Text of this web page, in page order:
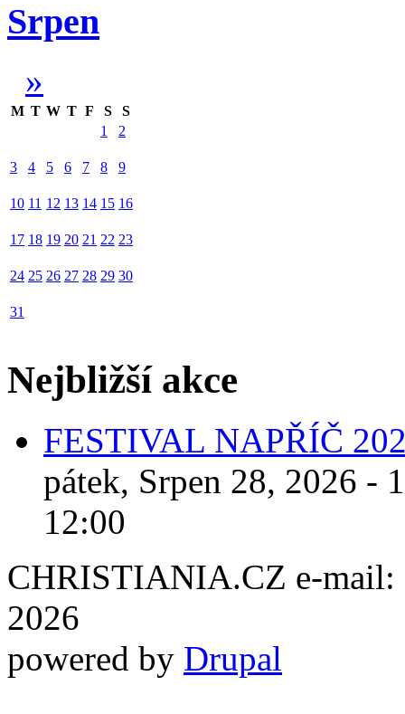
Srpen
»
M T W T F S
S
1
2
3 4 5 6 7 8 9
10 11 12 13 14 15 16
17 18 19 20 21 22 23
24 25 26 27 28 29 30
31
Nejbližší akce
FESTIVAL NAPŘÍČ
pátek, Srpen 28, 2026 -
12:00
CHRISTIANIA.CZ e-mail:
2026
powered by Drupal